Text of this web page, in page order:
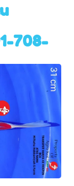
708-